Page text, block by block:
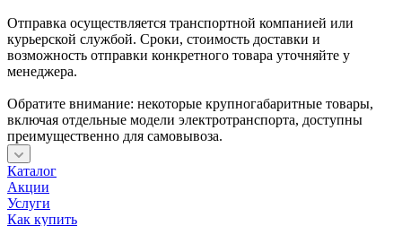
Отправка осуществляется транспортной компанией или
курьерской службой. Сроки, стоимость доставки и
возможность отправки конкретного товара уточняйте у
менеджера.
Обратите внимание: некоторые крупногабаритные товары,
включая отдельные модели электротранспорта, доступны
преимущественно для самовывоза.
Каталог
Акции
Услуги
Как купить